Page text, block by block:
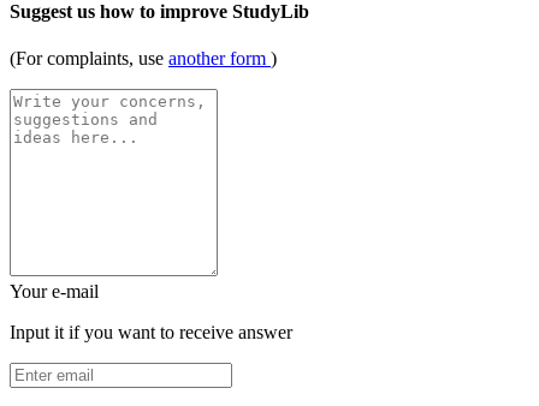
Suggest us how to improve StudyLib
(For complaints, use another form )
Your e-mail
Input it if you want to receive answer